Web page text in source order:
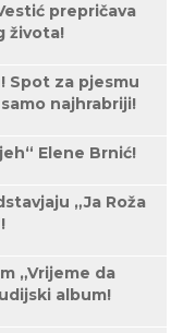
prepričava
života!
Spot za pjesmu
najhrabriji!
Elene Brnić!
„Ja Roža
„Vrijeme da
album!